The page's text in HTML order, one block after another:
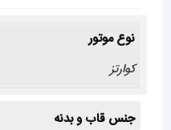
نوع موتور
کوارتز
جنس قاب و بدنه